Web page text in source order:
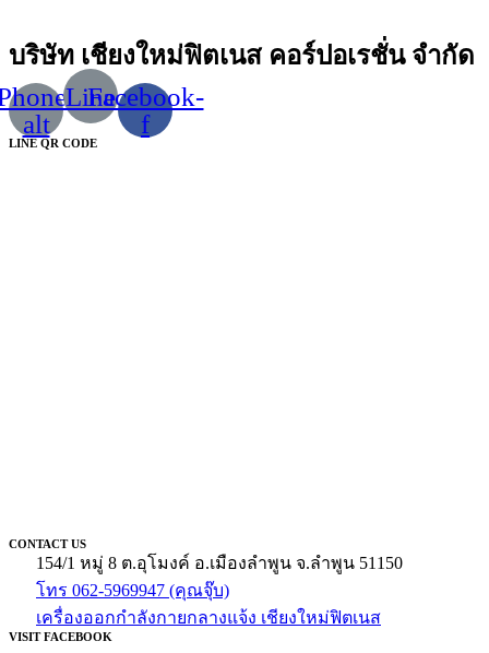
บริษัท เชียงใหม่ฟิตเนส คอร์ปอเรชั่น จำกัด
alt
Line
Facebook-
f
LINE QR CODE
CONTACT US
154/1 หมู่ 8 ต.อุโมงค์ อ.เมืองลำพูน จ.ลำพูน 51150
โทร 062-5969947 (คุณจุ๊บ)
เครื่องออกกำลังกายกลางแจ้ง เชียงใหม่ฟิตเนส
VISIT FACEBOOK